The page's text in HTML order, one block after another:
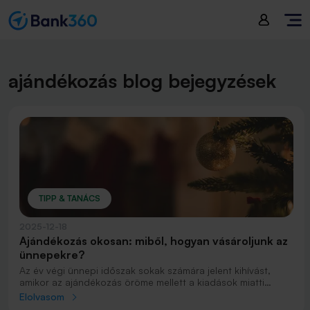
ajándékozás blog bejegyzések
TIPP & TANÁCS
Ajándékozás okosan: miből, hogyan vásároljunk az
ünnepekre?
Az év végi ünnepi időszak sokak számára jelent kihívást,
amikor az ajándékozás öröme mellett a kiadások miatti
aggodalom is jelen van. Ilyenkor kerülnek előtérbe a
Elolvasom